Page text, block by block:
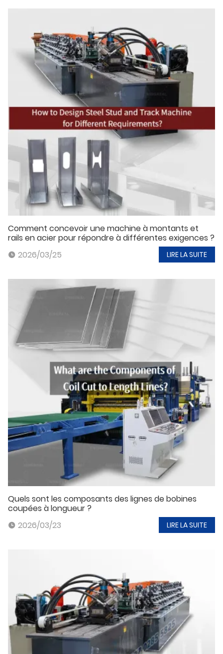
Comment concevoir une machine à montants et
rails en acier pour répondre à différentes exigences ?
2026/03/25
LIRE LA SUITE
Quels sont les composants des lignes de bobines
coupées à longueur ?
2026/03/23
LIRE LA SUITE